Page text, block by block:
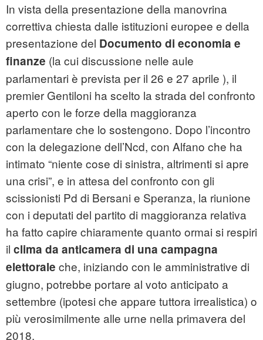
In vista della presentazione della manovrina
correttiva chiesta dalle istituzioni europee e della
presentazione del Documento di economia e
finanze (la cui discussione nelle aule
parlamentari è prevista per il 26 e 27 aprile ), il
premier Gentiloni ha scelto la strada del confronto
aperto con le forze della maggioranza
parlamentare che lo sostengono. Dopo l’incontro
con la delegazione dell’Ncd, con Alfano che ha
intimato “niente cose di sinistra, altrimenti si apre
una crisi”, e in attesa del confronto con gli
scissionisti Pd di Bersani e Speranza, la riunione
con i deputati del partito di maggioranza relativa
ha fatto capire chiaramente quanto ormai si respiri
il clima da anticamera di una campagna
elettorale che, iniziando con le amministrative di
giugno, potrebbe portare al voto anticipato a
settembre (ipotesi che appare tuttora irrealistica) o
più verosimilmente alle urne nella primavera del
2018.